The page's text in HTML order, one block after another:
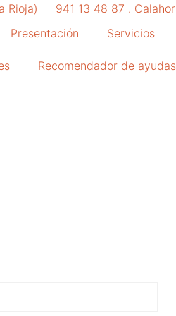
Rioja)
941 13 48 87 .
Presentación
Servicios
Recomendador de ayudas